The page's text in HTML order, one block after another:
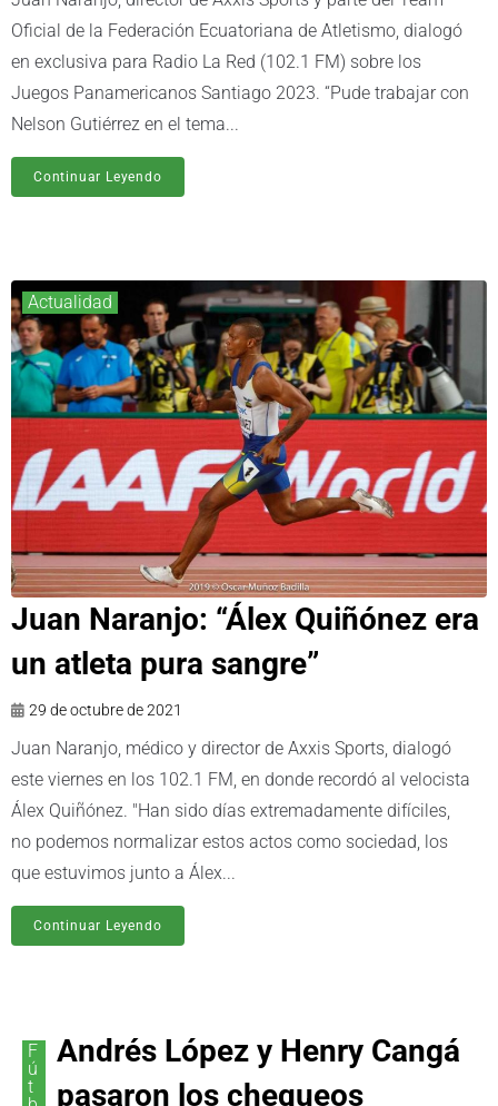
Oficial de la Federación Ecuatoriana de Atletismo, dialogó
en exclusiva para Radio La Red (102.1 FM) sobre los
Juegos Panamericanos Santiago 2023. “Pude trabajar con
Nelson Gutiérrez en el tema...
Continuar Leyendo
Actualidad
Juan Naranjo: “Álex Quiñónez era
un atleta pura sangre”
29 de octubre de 2021
Juan Naranjo, médico y director de Axxis Sports, dialogó
este viernes en los 102.1 FM, en donde recordó al velocista
Álex Quiñónez. "Han sido días extremadamente difíciles,
no podemos normalizar estos actos como sociedad, los
que estuvimos junto a Álex...
Continuar Leyendo
F
ú
t
Andrés López y Henry Cangá
pasaron los chequeos